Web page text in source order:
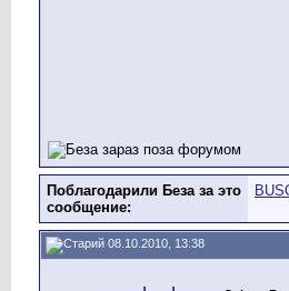
Поблагодарили Беза за это
сообщение:
08.10.2010, 13:38